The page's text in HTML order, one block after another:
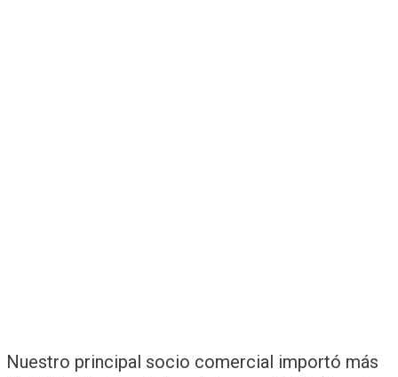
Nuestro principal socio comercial importó más